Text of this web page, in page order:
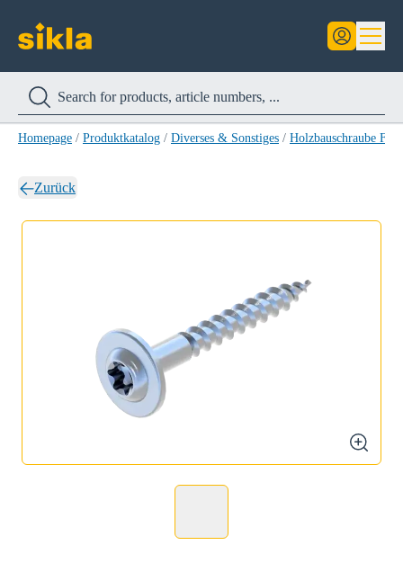
Homepage / Produktkatalog / Diverses & Sonstiges / Holzbauschraube
Zurück
zoom